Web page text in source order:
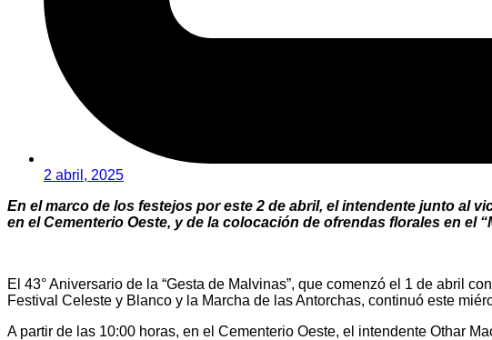
2 abril, 2025
En el marco de los festejos por este 2 de abril, el intendente junto al
en el Cementerio Oeste, y de la colocación de ofrendas florales en el
El 43° Aniversario de la “Gesta de Malvinas”, que comenzó el 1 de abril
Festival Celeste y Blanco y la Marcha de las Antorchas, continuó este
A partir de las 10:00 horas, en el Cementerio Oeste, el intendente Othar